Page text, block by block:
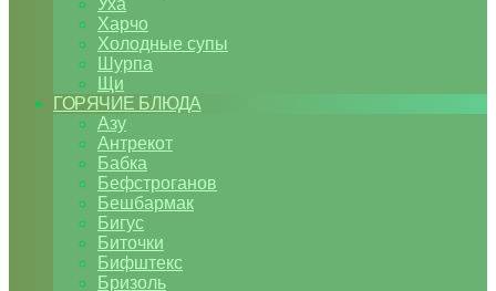
Уха
Харчо
Холодные супы
Шурпа
Щи
ГОРЯЧИЕ БЛЮДА
Азу
Антрекот
Бабка
Бефстроганов
Бешбармак
Бигус
Биточки
Бифштекс
Бризоль